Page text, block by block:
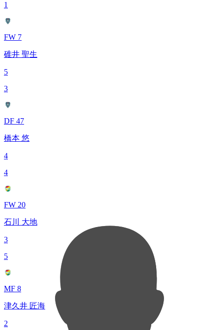
1
FW 7
碓井 聖生
5
3
DF 47
橋本 悠
4
4
FW 20
石川 大地
3
5
MF 8
津久井 匠海
2